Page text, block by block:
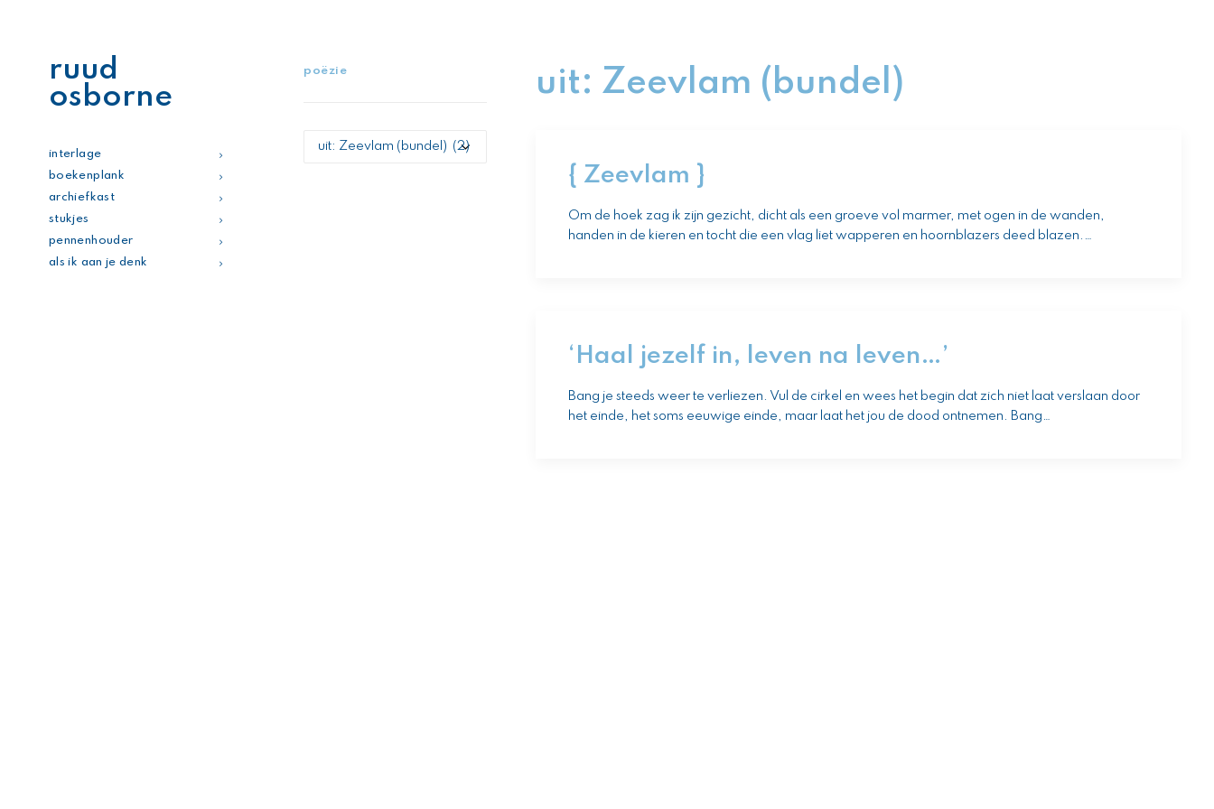
ruud
osborne
interlage
boekenplank
archiefkast
stukjes
pennenhouder
als ik aan je denk
poëzie
poëzie
uit: Zeevlam (bundel)
{ Zeevlam }
Om de hoek zag ik zijn gezicht, dicht als een groeve vol marmer, met ogen in de wanden,
handen in de kieren en tocht die een vlag liet wapperen en hoornblazers deed blazen.…
‘Haal jezelf in, leven na leven…’
Bang je steeds weer te verliezen. Vul de cirkel en wees het begin dat zich niet laat verslaan door
het einde, het soms eeuwige einde, maar laat het jou de dood ontnemen. Bang…